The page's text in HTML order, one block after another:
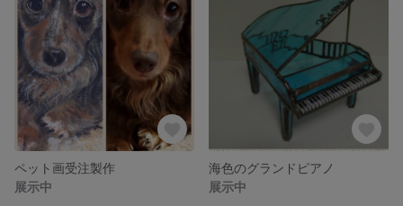
ペット画受注製作
展示中
海色のグランドピアノ
展示中